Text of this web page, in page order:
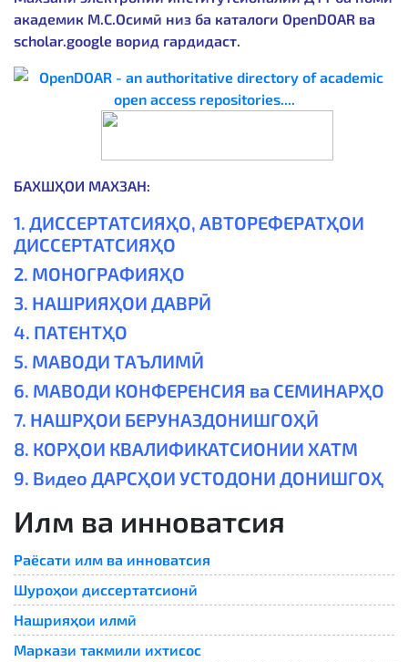
академик М.С.Осимӣ низ ба каталоги OpenDOAR ва
scholar.google ворид гардидаст.
БАХШҲОИ МАХЗАН:
1. ДИССЕРТАТСИЯҲО, АВТОРЕФЕРАТҲОИ
ДИССЕРТАТСИЯҲО
2. МОНОГРАФИЯҲО
3. НАШРИЯҲОИ ДАВРӢ
4. ПАТЕНТҲО
5. МАВОДИ ТАЪЛИМӢ
6. МАВОДИ КОНФЕРЕНСИЯ ва СЕМИНАРҲО
7. НАШРҲОИ БЕРУНАЗДОНИШГОҲӢ
8. КОРҲОИ КВАЛИФИКАТСИОНИИ ХАТМ
9. Видео ДАРСҲОИ УСТОДОНИ ДОНИШГОҲ
Илм ва инноватсия
Раёсати илм ва инноватсия
Шуроҳои диссертатсионӣ
Нашрияҳои илмӣ
Маркази такмили ихтисос